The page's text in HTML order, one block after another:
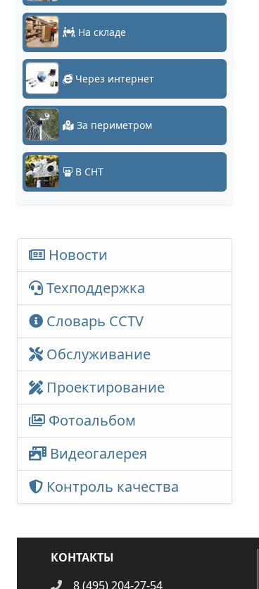
На складе
Через интернет
За периметром
В СНТ
Новости
Техподдержка
Словарь CCTV
Обслуживание
Проектирование
Фотоальбом
Видеогалерея
Контроль качества
КОНТАКТЫ
8 (495) 204-27-54